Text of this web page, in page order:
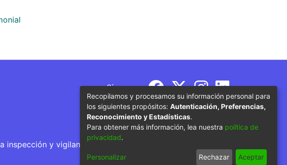
Síguenos
inspección y vigilancia por parte del Ministerio de Educación
Recopilamos y procesamos su información personal para
los siguientes propósitos: Autenticación, Preferencias,
Reconocimiento y Estadísticas.
Para obtener más información, lea nuestra política de
privacidad.
Personalizar Rechazar Aceptar